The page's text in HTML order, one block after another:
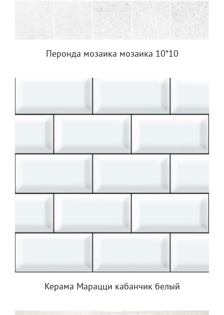
Перонда мозаика мозаика 10*10
Керама Марацци кабанчик белый